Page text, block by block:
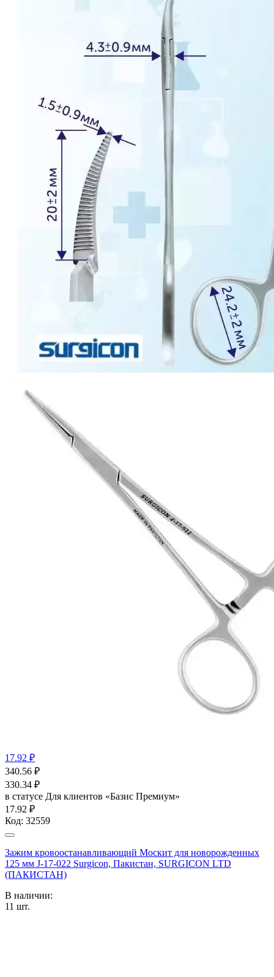
17.92 ₽
340.56 ₽
330.34 ₽
в статусе Для клиентов «Базис Премиум»
17.92 ₽
Код: 32559
Зажим кровоостанавливающий Москит для новорожденных
125 мм J-17-022 Surgicon, Пакистан, SURGICON LTD
(ПАКИСТАН)
В наличии:
11 шт.